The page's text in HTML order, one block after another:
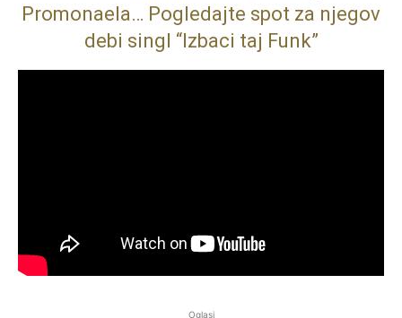
Promonaela… Pogledajte spot za njegov
debi singl “Izbaci taj Funk”
Oglasi